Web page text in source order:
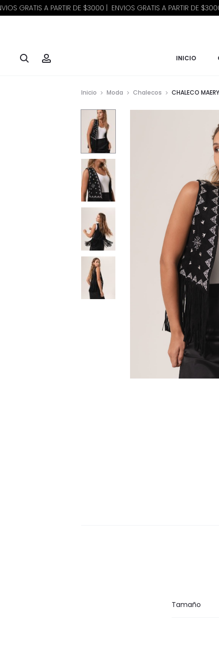
A PARTIR DE $3000 | ENVIOS GRATIS A PARTIR DE $3000 |
Buscar INICIO
Inicio Moda Chalecos CHALECO
Tamaño